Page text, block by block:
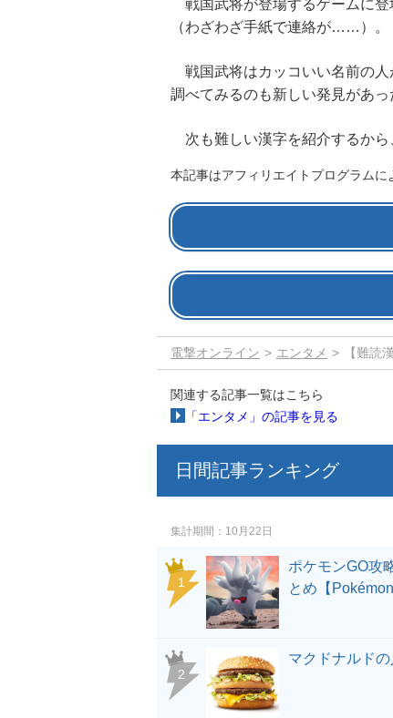
戦国武将が登場するゲームに
（わざわざ手紙で連絡が……）。
戦国武将はカッコいい名前の人
調べてみるのも新しい発見があっ
次も難しい漢字を紹介するから
本記事はアフィリエイトプログラム
電撃オンライン エンタメ 【難読
関連する記事一覧はこちら
「エンタメ」の記事を見る
日間記事ランキング
集計期間 10月22日
ポケモンGO攻
とめ【Pokémon
マクドナルド